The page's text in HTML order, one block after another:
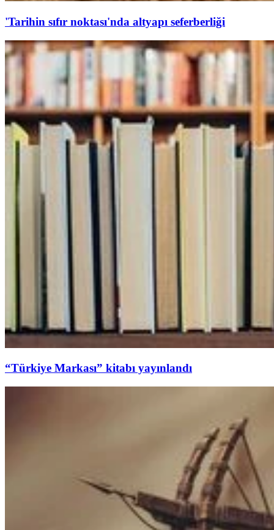
'Tarihin sıfır noktası'nda altyapı seferberliği
“Türkiye Markası” kitabı yayınlandı